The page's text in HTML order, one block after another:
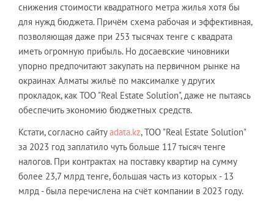
снижения стоимости квадратного метра жилья хотя бы
для нужд бюджета. Причём схема рабочая и эффективная,
позволяющая даже при 253 тысячах тенге с квадрата
иметь огромную прибыль. Но досаевские чиновники
упорно предпочитают закупать на первичном рынке на
окраинах Алматы жильё по максималке у других
прокладок, как ТОО "Real Estate Solution", даже не пытаясь
обеспечить экономию бюджетных средств.
Кстати, согласно сайтуadata.kz, ТОО "Real Estate Solution"
за 2023 год заплатило чуть больше 117 тысяч тенге
налогов. При контрактах на поставку квартир на сумму
более 23,7 млрд тенге, большая часть из которых - 13
млрд - была перечислена на счёт компании в 2023 году.